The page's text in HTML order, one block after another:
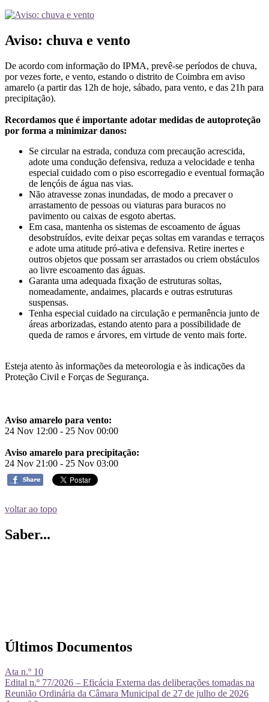
Aviso: chuva e vento
De acordo com informação do IPMA, prevê-se períodos de chuva,
por vezes forte, e vento, estando o distrito de Coimbra em aviso
amarelo (a partir das 12h de hoje, sábado, para vento, e das 21h para
precipitação).
Recordamos que é importante adotar medidas de autoproteção
por forma a minimizar danos:
Se circular na estrada, conduza com precaução acrescida,
adote uma condução defensiva, reduza a velocidade e tenha
especial cuidado com o piso escorregadio e eventual formação
de lençóis de água nas vias.
Não atravesse zonas inundadas, de modo a precaver o
arrastamento de pessoas ou viaturas para buracos no
pavimento ou caixas de esgoto abertas.
Em casa, mantenha os sistemas de escoamento de águas
desobstruídos, evite deixar peças soltas em varandas e terraços
e adote uma atitude pró-ativa e defensiva. Retire inertes e
outros objetos que possam ser arrastados ou criem obstáculos
ao livre escoamento das águas.
Garanta uma adequada fixação de estruturas soltas,
nomeadamente, andaimes, placards e outras estruturas
suspensas.
Tenha especial cuidado na circulação e permanência junto de
áreas arborizadas, estando atento para a possibilidade de
queda de ramos e árvores, em virtude de vento mais forte.
Esteja atento às informações da meteorologia e às indicações da
Proteção Civil e Forças de Segurança.
Aviso amarelo para vento:
24 Nov 12:00 - 25 Nov 00:00
Aviso amarelo para precipitação:
24 Nov 21:00 - 25 Nov 03:00
voltar ao topo
Saber...
Últimos Documentos
Ata n.º 10
Edital n.º 77/2026 – Eficácia Externa das deliberações tomadas na
Reunião Ordinária da Câmara Municipal de 27 de julho de 2026